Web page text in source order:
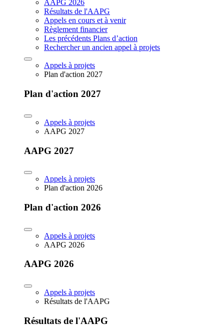
AAPG 2026
Résultats de l'AAPG
Appels en cours et à venir
Règlement financier
Les précédents Plans d’action
Rechercher un ancien appel à projets
Appels à projets
Plan d'action 2027
Plan d'action 2027
Appels à projets
AAPG 2027
AAPG 2027
Appels à projets
Plan d'action 2026
Plan d'action 2026
Appels à projets
AAPG 2026
AAPG 2026
Appels à projets
Résultats de l'AAPG
Résultats de l'AAPG